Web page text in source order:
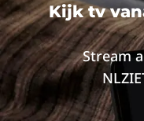
Kijk tv
Stream